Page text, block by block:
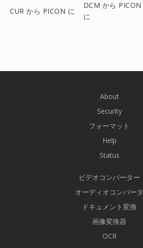
CUR から PICON に
DCM から PICON
に
About
Security
フォーマット
Help
Status
ビデオコンバーター
オーディオコンバータ
ドキュメント変換
画像変換器
OCR